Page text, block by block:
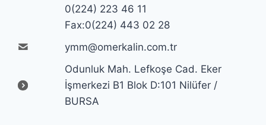
0(224) 223 46 11
Fax:0(224) 443 02 28
ymm@omerkalin.com.tr
Odunluk Mah. Lefkoşe Cad. Eker
İşmerkezi B1 Blok D:101 Nilüfer /
BURSA